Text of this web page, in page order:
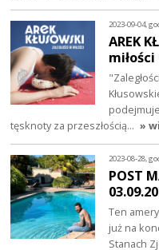
2023-09-04,
AREK
miłości
tęsknoty za przeszłością… »
2023-08-28,
POST
Ten
już na
Stanach